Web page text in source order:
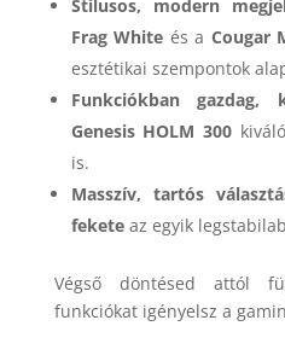
Stílusos, modern
Frag White és a Cougar
esztétikai szempontok
Funkciókban gazdag,
Genesis HOLM 300
is.
Masszív, tartós
feketeaz egyik
Végső döntésed attól
funkciókat igényelsz a